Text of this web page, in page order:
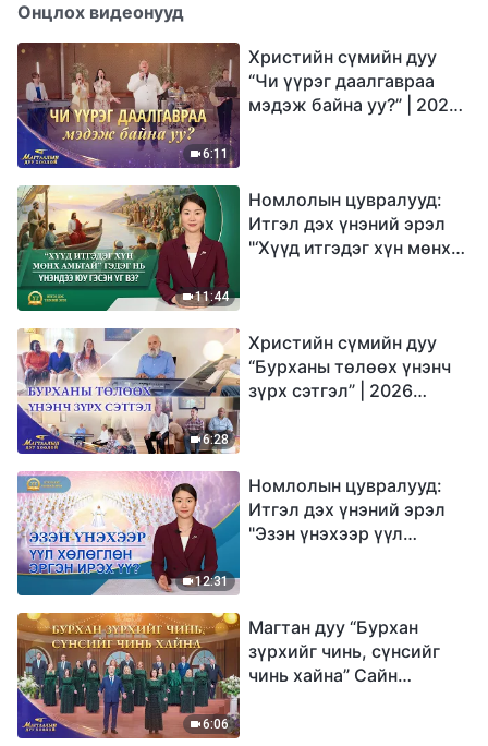
Онцлох видеонууд
6:11
Христийн сүмийн дуу
“Чи үүрэг даалгавраа
мэдэж байна уу?” | 2026
11:44
Номлолын цувралууд:
Итгэл дэх үнэний эрэл
"‘Хүүд итгэдэг хүн мөнх
6:28
Христийн сүмийн дуу
“Бурханы төлөөх үнэнч
зүрх сэтгэл” | 2026
12:31
Номлолын цувралууд:
Итгэл дэх үнэний эрэл
"Эзэн үнэхээр үүл
6:06
Магтан дуу “Бурхан
зүрхийг чинь, сүнсийг
чинь хайна” Сайн